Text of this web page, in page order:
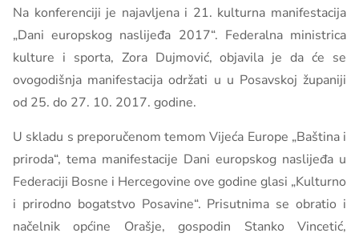
Na konferenciji je najavljena i 21. kulturna manifestacija
„Dani europskog naslijeđa 2017“. Federalna ministrica
kulture i sporta, Zora Dujmović, objavila je da će se
ovogodišnja manifestacija održati u u Posavskoj županiji
od 25. do 27. 10. 2017. godine.
U skladu s preporučenom temom Vijeća Europe „Baština i
priroda“, tema manifestacije Dani europskog naslijeđa u
Federaciji Bosne i Hercegovine ove godine glasi „Kulturno
i prirodno bogatstvo Posavine“. Prisutnima se obratio i
načelnik općine Orašje, gospodin Stanko Vincetić,